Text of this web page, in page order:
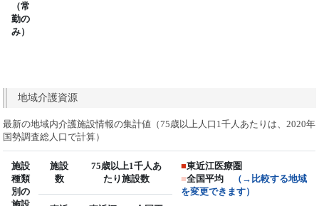
（常
勤の
み）
地域介護資源
最新の地域内介護施設情報の集計値（75歳以上人口1千人あたりは、2020年
国勢調査総人口で計算）
施設
種類
別の
施設
数
75歳以上1千人あ
たり施設数
■東近江医療圏
■全国平均
（→比較する地域
を変更できます）